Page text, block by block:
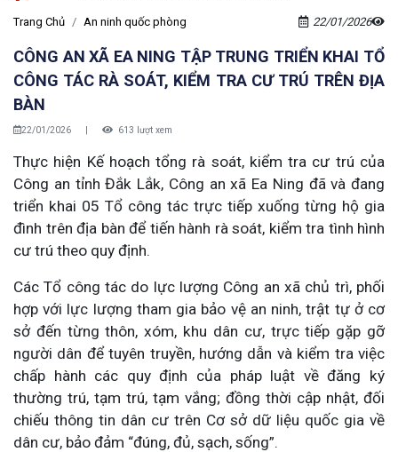
Trang Chủ An ninh quốc phòng 22/01/2026
CÔNG AN XÃ EA NING TẬP TRUNG TRIỂN KHAI TỔ
CÔNG TÁC RÀ SOÁT, KIỂM TRA CƯ TRÚ TRÊN ĐỊA
BÀN
22/01/2026 | 613 lượt xem
Thực hiện Kế hoạch tổng rà soát, kiểm tra cư trú của
Công an tỉnh Đắk Lắk, Công an xã Ea Ning đã và đang
triển khai 05 Tổ công tác trực tiếp xuống từng hộ gia
đình trên địa bàn để tiến hành rà soát, kiểm tra tình hình
cư trú theo quy định.
Các Tổ công tác do lực lượng Công an xã chủ trì, phối
hợp với lực lượng tham gia bảo vệ an ninh, trật tự ở cơ
sở đến từng thôn, xóm, khu dân cư, trực tiếp gặp gỡ
người dân để tuyên truyền, hướng dẫn và kiểm tra việc
chấp hành các quy định của pháp luật về đăng ký
thường trú, tạm trú, tạm vắng; đồng thời cập nhật, đối
chiếu thông tin dân cư trên Cơ sở dữ liệu quốc gia về
dân cư, bảo đảm “đúng, đủ, sạch, sống”.